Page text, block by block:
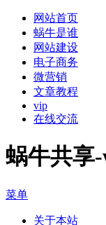
网站首页
蜗牛是谁
网站建设
电子商务
微营销
文章教程
vip
在线交流
蜗牛共享
菜单
关于本站